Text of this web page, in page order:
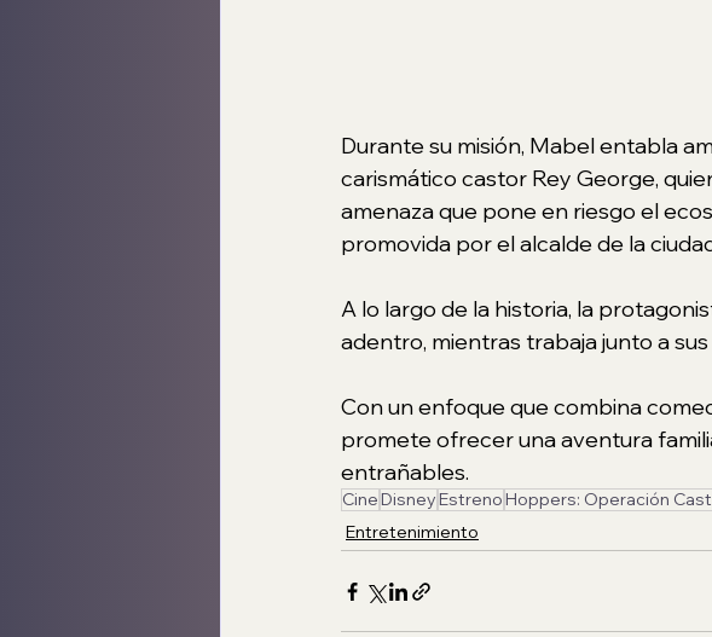
Durante su misión, Mabel entabla
carismático castor Rey George,
amenaza que pone en riesgo el
promovida por el alcalde de la
A lo largo de la historia, la
adentro, mientras trabaja junto a
Con un enfoque que combina
promete ofrecer una aventura
entrañables.
CineDisneyEstrenoHoppers: Operación
Entretenimiento